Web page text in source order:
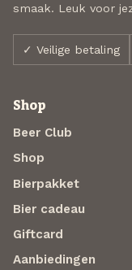
smaak. Leuk voor
✓ Veilige betaling
Shop
Beer Club
Shop
Bierpakket
Bier cadeau
Giftcard
Aanbiedingen